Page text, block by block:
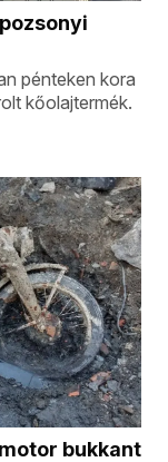
pénteken kora
kőolajtermék.
bukkant